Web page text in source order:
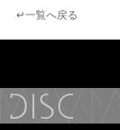
↵一覧へ戻る